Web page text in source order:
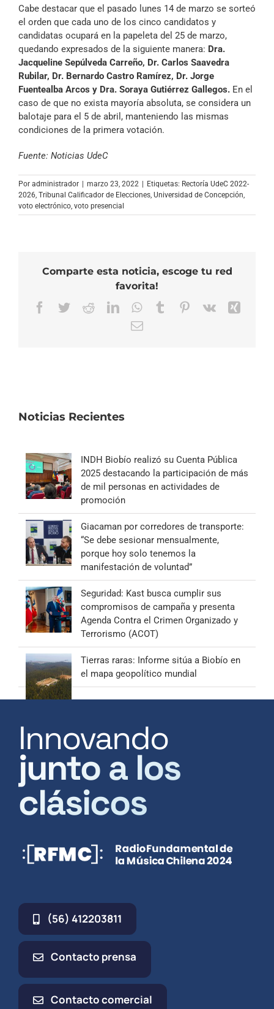
Cabe destacar que el pasado lunes 14 de marzo se sorteó
el orden que cada uno de los cinco candidatos y
candidatas ocupará en la papeleta del 25 de marzo,
quedando expresados de la siguiente manera: Dra.
Jacqueline Sepúlveda Carreño, Dr. Carlos Saavedra
Rubilar, Dr. Bernardo Castro Ramírez, Dr. Jorge
Fuentealba Arcos y Dra. Soraya Gutiérrez Gallegos. En el
caso de que no exista mayoría absoluta, se considera un
balotaje para el 5 de abril, manteniendo las mismas
condiciones de la primera votación.
Fuente: Noticias UdeC
Por administrador marzo 23, 2022 Etiquetas: Rectoría UdeC 2022-
2026, Tribunal Calificador de Elecciones, Universidad de Concepción,
voto electrónico, voto presencial
Comparte esta noticia, escoge tu red
favorita!
Facebook
TwitterRedditLinkedInWhatsApp
TumblrPinterest
Vk
Correo
Noticias Recientes
INDH Biobío realizó su Cuenta Pública
2025 destacando la participación de más
de mil personas en actividades de
promoción
Giacaman por corredores de transporte:
“Se debe sesionar mensualmente,
porque hoy solo tenemos la
manifestación de voluntad”
Seguridad: Kast busca cumplir sus
compromisos de campaña y presenta
Agenda Contra el Crimen Organizado y
Terrorismo (ACOT)
Tierras raras: Informe sitúa a Biobío en
el mapa geopolítico mundial
Innovando
junto a los
clásicos
(56) 412203811
Contacto prensa
Contacto comercial